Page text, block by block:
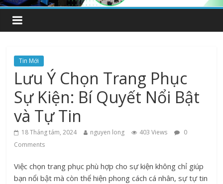
Tin Mới
Lưu Ý Chọn Trang Phục
Sự Kiện: Bí Quyết Nổi Bật
và Tự Tin
18 Tháng tám, 2024 nguyen long 403 Views
0
Comments
Việc chọn trang phục phù hợp cho sự kiện không chỉ giúp
bạn nổi bật mà còn thể hiện phong cách cá nhân, sự tự tin